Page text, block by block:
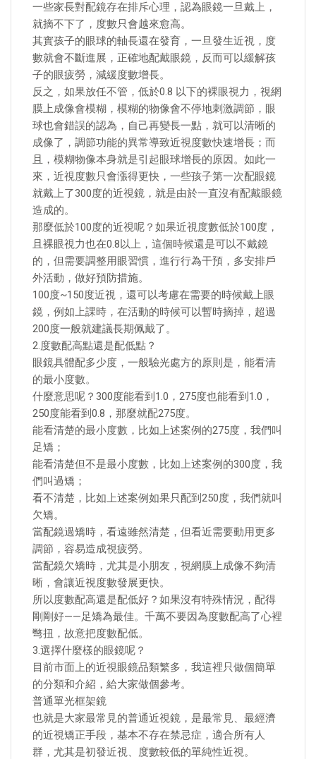
一些家長對配鏡存在排斥心理，認為眼鏡一旦戴上，
就摘不下了，度數只會越來愈高。
其實孩子的眼球的軸長還在發育，一旦發生近視，度
數就會不斷進展，正確地配戴眼鏡，反而可以緩解孩
子的眼疲勞，減緩度數增長。
反之，如果放任不管，低於0.8 以下的裸眼視力，視網
膜上成像會模糊，模糊的物像會不停地刺激調節，眼
球也會錯誤的認為，自己再變長一點，就可以清晰的
成像了，調節功能的異常導致近視度數快速增長；而
且，模糊物像本身就是引起眼球增長的原因。如此一
來，近視度數只會漲得更快，一些孩子第一次配眼鏡
就戴上了300度的近視鏡，就是由於一直沒有配戴眼鏡
造成的。
那麼低於100度的近視呢？如果近視度數低於100度，
且裸眼視力也在0.8以上，這個時候還是可以不戴鏡
的，但需要調整用眼習慣，進行行為干預，多安排戶
外活動，做好預防措施。
100度~150度近視，還可以考慮在需要的時候戴上眼
鏡，例如上課時，在活動的時候可以暫時摘掉，超過
200度一般就建議長期佩戴了。
2.度數配高點還是配低點？
眼鏡具體配多少度，一般驗光處方的原則是，能看清
的最小度數。
什麼意思呢？300度能看到1.0，275度也能看到1.0，
250度能看到0.8，那麼就配275度。
能看清楚的最小度數，比如上述案例的275度，我們叫
足矯；
能看清楚但不是最小度數，比如上述案例的300度，我
們叫過矯；
看不清楚，比如上述案例如果只配到250度，我們就叫
欠矯。
當配鏡過矯時，看遠雖然清楚，但看近需要動用更多
調節，容易造成視疲勞。
當配鏡欠矯時，尤其是小朋友，視網膜上成像不夠清
晰，會讓近視度數發展更快。
所以度數配高還是配低好？如果沒有特殊情況，配得
剛剛好——足矯為最佳。千萬不要因為度數配高了心裡
彆扭，故意把度數配低。
3.選擇什麼樣的眼鏡呢？
目前市面上的近視眼鏡品類繁多，我這裡只做個簡單
的分類和介紹，給大家做個參考。
普通單光框架鏡
也就是大家最常見的普通近視鏡，是最常見、最經濟
的近視矯正手段，基本不存在禁忌症，適合所有人
群，尤其是初發近視、度數較低的單純性近視。